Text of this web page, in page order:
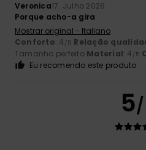
Veronica17. Julho 2026
Porque acho-a gira
Mostrar original - Italiano
Conforto: 4 /5 Relação
Tamanho perfeito Material: 4 /5
Eu recomendo este produto
5